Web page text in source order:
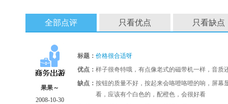
全部点评 只看优点 只看缺点
果果～
2008-10-30
标题： 价格很合适呀
优点： 样子很奇特哦，有点像老式的磁带机一样，音质
缺点： 按钮的质量不好，按起来会咯噔咯噔的响，屏
看，应该有个白色的，配橙色，会很好看